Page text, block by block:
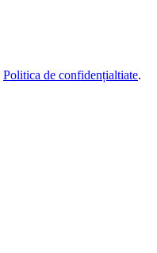
Politica de confidențialtiate.